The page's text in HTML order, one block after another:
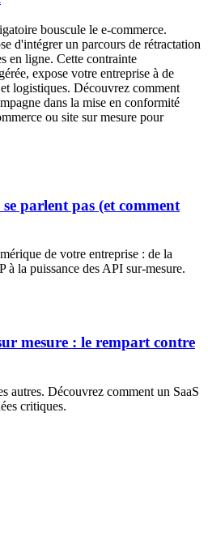
bouscule le e-commerce.
d'intégrer un parcours de rétractation
en ligne. Cette contrainte
expose votre entreprise à de
logistiques. Découvrez comment
dans la mise en conformité
ou site sur mesure pour
parlent pas (et comment
de votre entreprise : de la
à la puissance des API sur-mesure.
mesure : le rempart contre
autres. Découvrez comment un SaaS
critiques.